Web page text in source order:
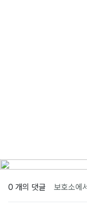
0 개의 댓글 보호소에